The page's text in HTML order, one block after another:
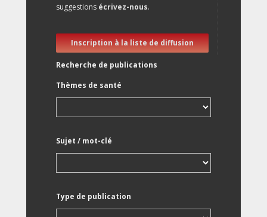
suggestions écrivez-nous.
Inscription à la liste de diffusion
Recherche de publications
Thèmes de santé
Sujet / mot-clé
Type de publication